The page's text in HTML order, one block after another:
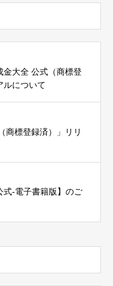
金大全 公式（商標登
ルについて
商標登録済）」リリ
式-電子書籍版】のご